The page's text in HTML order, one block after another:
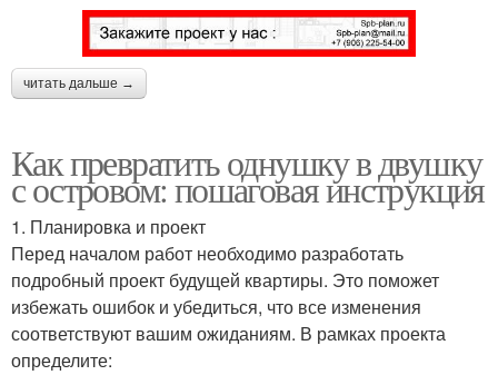
читать дальше →
Как превратить однушку в двушку
с островом: пошаговая инструкция
1. Планировка и проект
Перед началом работ необходимо разработать
подробный проект будущей квартиры. Это поможет
избежать ошибок и убедиться, что все изменения
соответствуют вашим ожиданиям. В рамках проекта
определите: